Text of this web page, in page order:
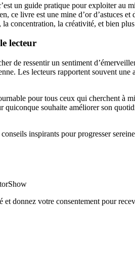
un guide pratique pour exploiter au
ce livre est une mine d’or d’astuces
concentration, la créativité, et bien
lecteur
de ressentir un sentiment
Les lecteurs rapportent souvent
pour tous ceux qui cherchent à
souhaite améliorer son
inspirants pour progresser
donnez votre consentement pour